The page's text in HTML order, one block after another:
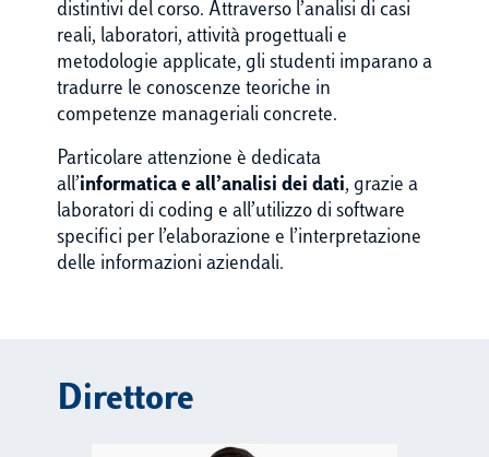
distintivi del corso. Attraverso l’analisi di casi
reali, laboratori, attività progettuali e
metodologie applicate, gli studenti imparano a
tradurre le conoscenze teoriche in
competenze manageriali concrete.
Particolare attenzione è dedicata
all’informatica e all’analisi dei dati, grazie a
laboratori di coding e all’utilizzo di software
specifici per l’elaborazione e l’interpretazione
delle informazioni aziendali.
Direttore